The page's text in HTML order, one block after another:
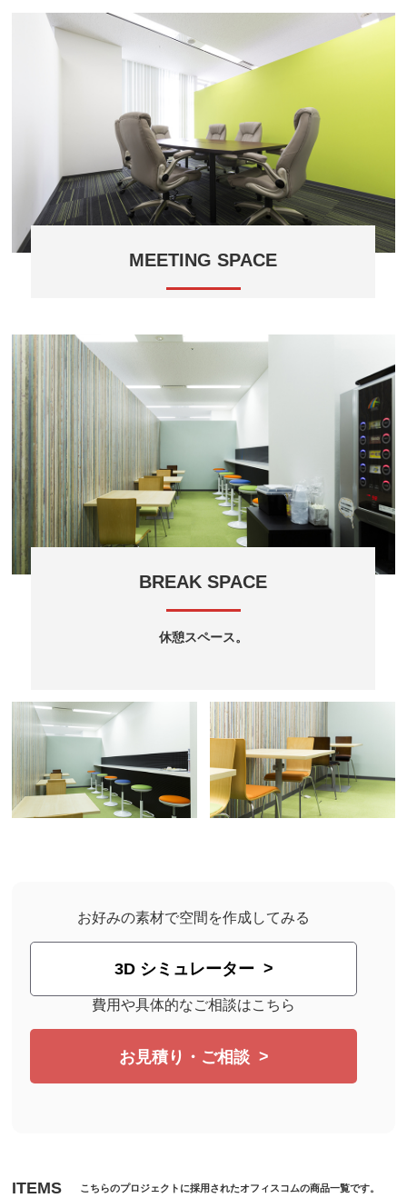
MEETING SPACE
BREAK SPACE
休憩スペース。
お好みの素材で空間を作成してみる
3D シミュレーター
費用や具体的なご相談はこちら
お見積り・ご相談
ITEMS こちらのプロジェクトに採用されたオフィスコムの商品一覧です。